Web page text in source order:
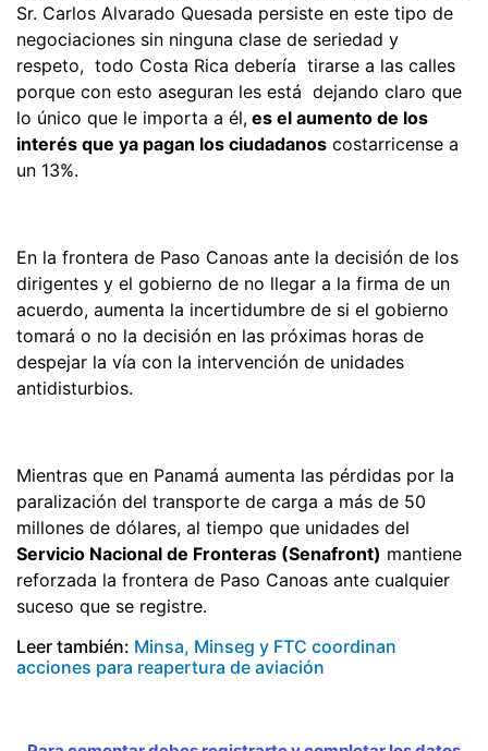
Sr. Carlos Alvarado Quesada persiste en este tipo de
negociaciones sin ninguna clase de seriedad y
respeto, todo Costa Rica debería tirarse a las calles
porque con esto aseguran les está dejando claro que
lo único que le importa a él, es el aumento de los
interés que ya pagan los ciudadanos costarricense a
un 13%.
En la frontera de Paso Canoas ante la decisión de los
dirigentes y el gobierno de no llegar a la firma de un
acuerdo, aumenta la incertidumbre de si el gobierno
tomará o no la decisión en las próximas horas de
despejar la vía con la intervención de unidades
antidisturbios.
Mientras que en Panamá aumenta las pérdidas por la
paralización del transporte de carga a más de 50
millones de dólares, al tiempo que unidades del
Servicio Nacional de Fronteras (Senafront) mantiene
reforzada la frontera de Paso Canoas ante cualquier
suceso que se registre.
Leer también: Minsa, Minseg y FTC coordinan
acciones para reapertura de aviación